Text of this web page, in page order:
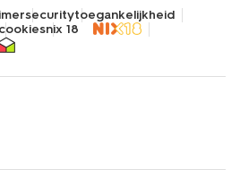
securitytoegankelijkheid
cookiesnix 18